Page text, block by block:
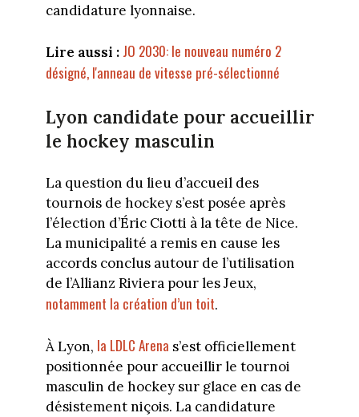
candidature lyonnaise.
Lire aussi : JO 2030: le nouveau numéro 2
désigné, l'anneau de vitesse pré-sélectionné
Lyon candidate pour accueillir
le hockey masculin
La question du lieu d’accueil des
tournois de hockey s’est posée après
l’élection d’Éric Ciotti à la tête de Nice.
La municipalité a remis en cause les
accords conclus autour de l’utilisation
de l’Allianz Riviera pour les Jeux,
notamment la création d’un toit.
À Lyon, la LDLC Arena s’est officiellement
positionnée pour accueillir le tournoi
masculin de hockey sur glace en cas de
désistement niçois. La candidature